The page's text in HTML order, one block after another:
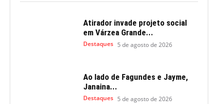
Atirador invade projeto social
em Várzea Grande...
Destaques 5 de agosto de 2026
Ao lado de Fagundes e Jayme,
Janaina...
Destaques 5 de agosto de 2026